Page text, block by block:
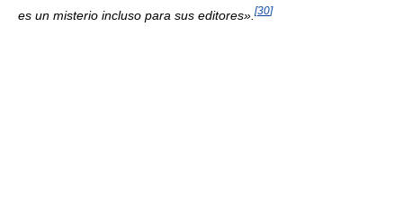
es un misterio incluso para sus editores».[30]